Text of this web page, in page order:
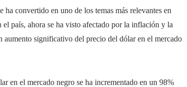
convertido en uno de los temas más relevantes en
país, ahora se ha visto afectado por la inflación y la
significativo del precio del dólar en el mercado
en el mercado negro se ha incrementado en un 98%